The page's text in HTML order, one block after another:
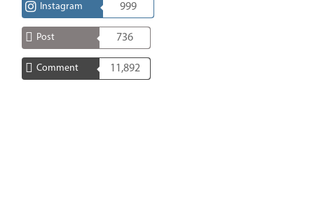
Instagram 999
Post 736
Comment 11,892